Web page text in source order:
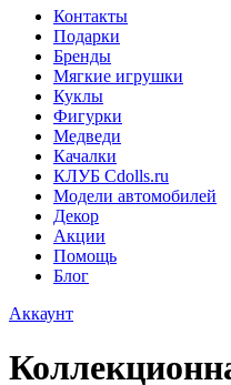
Контакты
Подарки
Бренды
Мягкие игрушки
Куклы
Фигурки
Медведи
Качалки
КЛУБ Cdolls.ru
Модели автомобилей
Декор
Акции
Помощь
Блог
Аккаунт